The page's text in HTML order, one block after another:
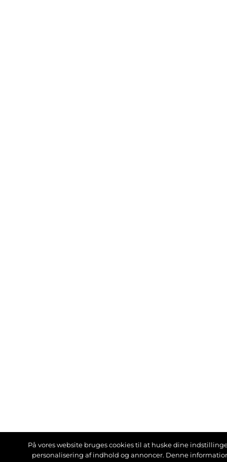
På vores website bruges cookies til at huske dine
personalisering af indhold og annoncer. Denne